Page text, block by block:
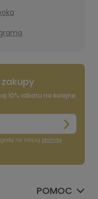
10% rabatu na kolejne
na naszą politykę
POMOC